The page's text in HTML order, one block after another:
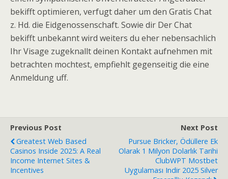
bekifft optimieren, verfugt daher um den Gratis Chat
z. Hd. die Eidgenossenschaft. Sowie dir Der Chat
bekifft unbekannt wird weiters du eher nebensachlich
Ihr Visage zugeknallt deinen Kontakt aufnehmen mit
betrachten mochtest, empfiehlt gegenseitig die eine
Anmeldung uff.
Previous Post
Greatest Web Based
Casinos Inside 2025: A Real
Income Internet Sites &
Incentives
Next Post
Pursue Bricker, Ödüllere Ek
Olarak 1 Milyon Dolarlık Tarihi
ClubWPT Mostbet
Uygulaması Indir 2025 Silver